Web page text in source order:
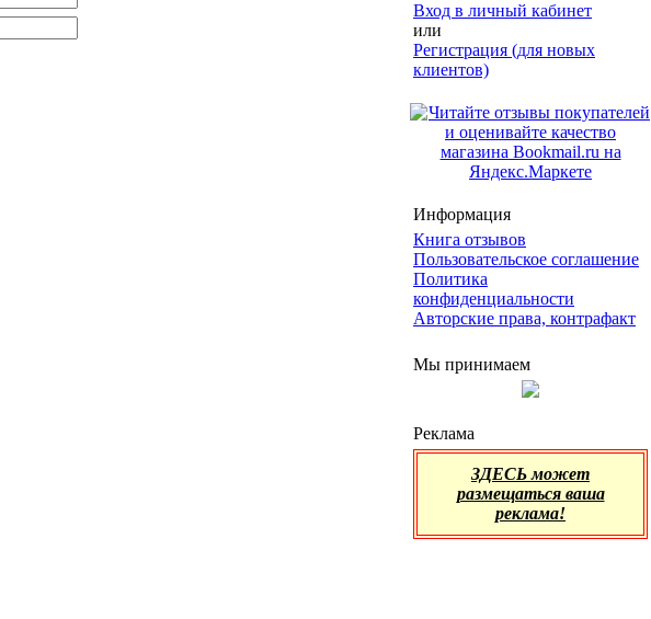
Вход в личный кабинет
или
Регистрация (для новых
клиентов)
Информация
Книга отзывов
Пользовательское соглашение
Политика
конфиденциальности
Авторские права, контрафакт
Мы принимаем
Реклама
ЗДЕСЬ может
размещаться ваша
реклама!